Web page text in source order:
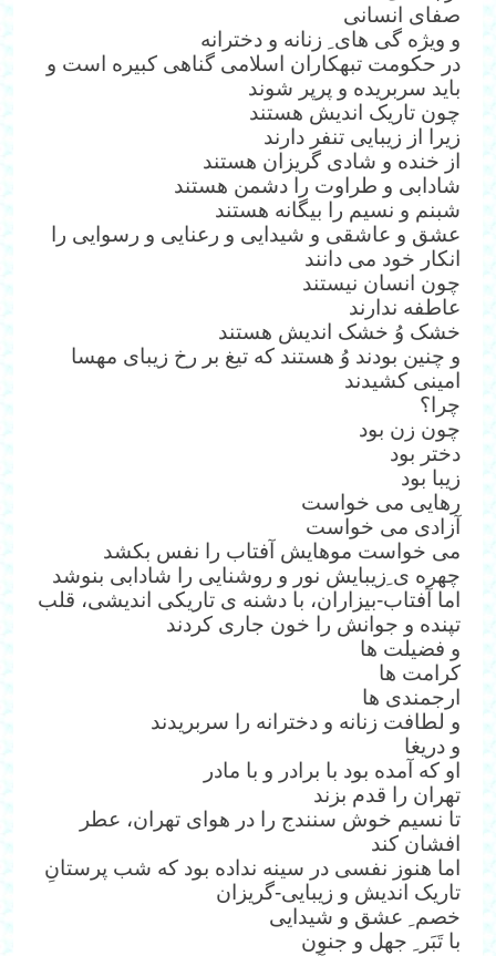
صفای انسانی
و ویژه گی های ِ زنانه و دخترانه
در حکومت تبهکاران اسلامی گناهی کبیره است و
باید سربریده و پرپر شوند
چون تاریک اندیش هستند
زیرا از زیبایی تنفر دارند
از خنده و شادی گریزان هستند
شادابی و طراوت را دشمن هستند
شبنم و نسیم را بیگانه هستند
عشق و عاشقی و شیدایی و رعنایی و رسوایی را
انکار خود می دانند
چون انسان نیستند
عاطفه ندارند
خشک وُ خشک اندیش هستند
و چنین بودند وُ هستند که تیغ بر رخ زیبای مهسا
امینی کشیدند
چرا؟
چون زن بود
دختر بود
زیبا بود
رهایی می خواست
آزادی می خواست
می خواست موهایش آفتاب را نفس بکشد
چهره ی ِزیبایش نور و روشنایی را شادابی بنوشد
اما آفتاب-بیزاران، با دشنه ی تاریکی اندیشی، قلب
تپنده و جوانش را خون جاری کردند
و فضیلت ها
کرامت ها
ارجمندی ها
و لطافت زنانه و دخترانه را سربریدند
و دریغا
او که آمده بود با برادر و با مادر
تهران را قدم بزند
تا نسیم خوش سنندج را در هوای تهران، عطر
افشان کند
اما هنوز نفسی در سینه نداده بود که شب پرستانِ
تاریک اندیش و زیبایی-گریزان
خصم ِ عشق و شیدایی
با تَبَر ِ جهل و جنون